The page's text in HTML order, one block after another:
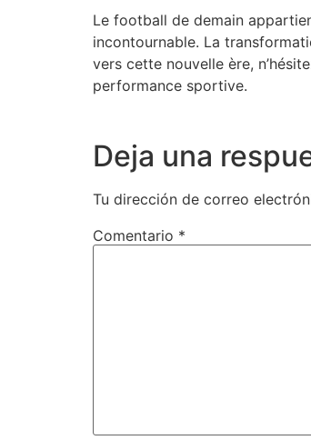
Le football de demain
incontournable. La
vers cette nouvelle ère,
performance sportive.
Deja una
Tu dirección de correo
Comentario *